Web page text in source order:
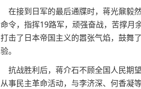
在接到日军的最后通牒时，蒋光鼐毅
命令，指挥19路军，顽强奋战，苦撑月
打击了日本帝国主义的嚣张气焰，鼓舞
验。
抗战胜利后，蒋介石不顾全国人民期
从事民主革命活动，与李济深、何香凝